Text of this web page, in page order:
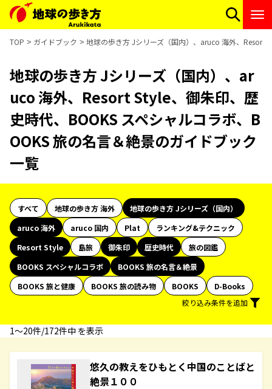
TOP ガイドブック 地球の歩き方 Jシリーズ（国内）、aruco 海外、Resort
地球の歩き方 Jシリーズ（国内）、ar
uco 海外、Resort Style、御朱印、歴
史時代、BOOKS スペシャルコラボ、B
OOKS 旅の名言＆絶景のガイドブック
一覧
すべて 地球の歩き方 海外
地球の歩き方 Jシリーズ（国内）
aruco 海外
aruco 国内 Plat
ランキング&テクニック
Resort Style
島旅 御朱印 歴史時代
旅の図鑑
BOOKS スペシャルコラボ
BOOKS 旅の名言＆絶景
BOOKS 旅と健康
BOOKS 旅の読み物 BOOKS
D-Books
絞り込み条件を追加
1〜20件/172件中 を表示
悠久の教えをひもとく中国のことばと
絶景１００